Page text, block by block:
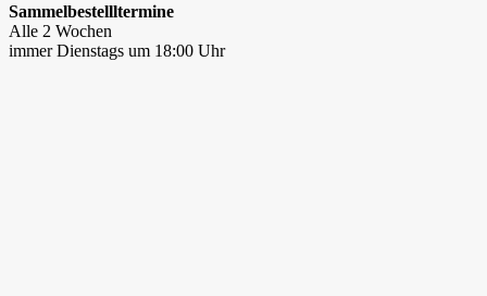
Sammelbestellltermine
Alle 2 Wochen
immer Dienstags um 18:00 Uhr